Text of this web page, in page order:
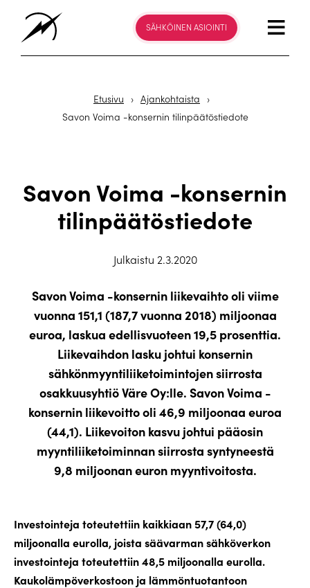
SÄHKÖINEN ASIOINTI
Etusivu › Ajankohtaista
›
Savon Voima -konsernin tilinpäätöstiedote
Savon Voima -konsernin
tilinpäätöstiedote
Julkaistu 2.3.2020
Savon Voima -konsernin liikevaihto oli viime
vuonna 151,1 (187,7 vuonna 2018) miljoonaa
euroa, laskua edellisvuoteen 19,5 prosenttia.
Liikevaihdon lasku johtui konsernin
sähkönmyyntiliiketoimintojen siirrosta
osakkuusyhtiö Väre Oy:lle. Savon Voima -
konsernin liikevoitto oli 46,9 miljoonaa euroa
(44,1). Liikevoiton kasvu johtui pääosin
myyntiliiketoiminnan siirrosta syntyneestä
9,8 miljoonan euron myyntivoitosta.
Investointeja toteutettiin kaikkiaan 57,7 (64,0)
miljoonalla eurolla, joista säävarman sähköverkon
investointeja toteutettiin 48,5 miljoonalla eurolla.
Kaukolämpöverkostoon ja lämmöntuotantoon